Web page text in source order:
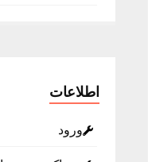
اطلاعات
ورود